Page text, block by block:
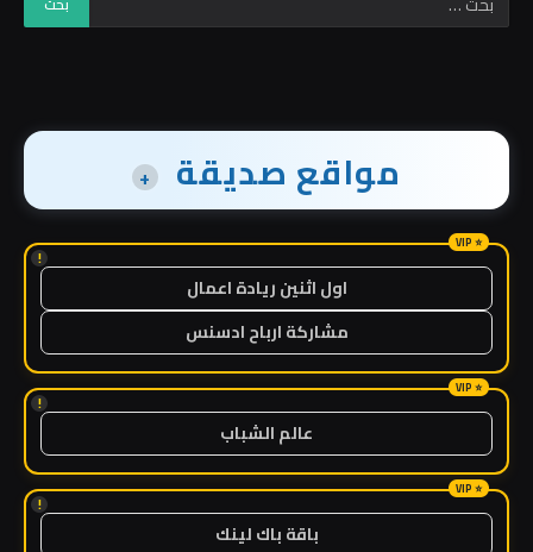
مواقع صديقة +
!
اول اثنين ريادة اعمال
مشاركة ارباح ادسنس
!
عالم الشباب
!
باقة باك لينك